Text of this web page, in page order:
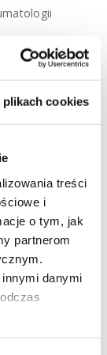
plikach cookies
treści
i
o tym, jak
partnerom
danymi
ręki i stopy,
ważnym
infekcji kości
więcej